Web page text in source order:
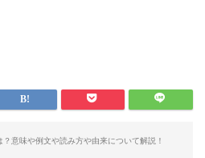
？意味や例文や読み方や由来について解説！